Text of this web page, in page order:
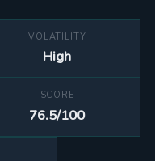
VOLATILITY
High
SCORE
76.5/100